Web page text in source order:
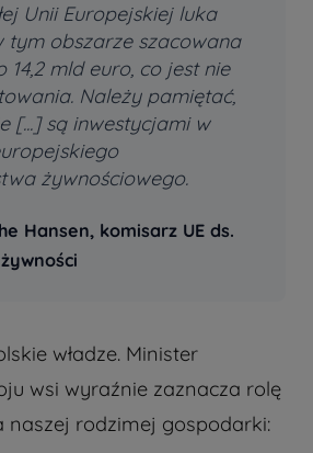
Unii Europejskiej luka
tym obszarze szacowana
14,2 mld euro, co jest nie
Należy pamiętać,
[...] są inwestycjami w
żywnościowego.
Hansen, komisarz UE ds.
władze. Minister
wsi wyraźnie zaznacza rolę
naszej rodzimej gospodarki: